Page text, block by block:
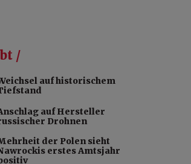
УКРАЇНСЬКА
/
auf historischem
auf Hersteller
Drohnen
der Polen sieht
erstes Amtsjahr